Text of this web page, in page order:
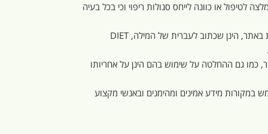
לטיפול או כוונה לייחס סגולות ריפוי וכי בכל בעיה
המילה “דיאט” או “דיאטה”, המופיעות באתר, הינן שכתוב לעברית של המילה, DIET
גם ההחלטה על שימוש בהם הינן על אחריותו
במקורות מידע אמינים ומהימנים ובאנשי מקצוע